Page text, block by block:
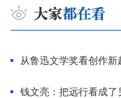
从鲁迅文学奖看创作新
钱文亮：把远行看成了